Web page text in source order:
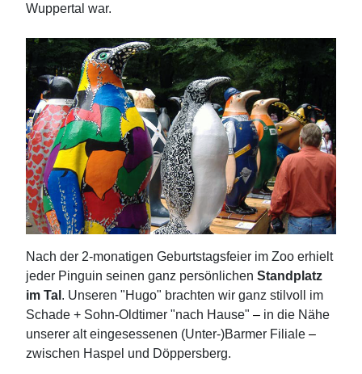
Wuppertal war.
Nach der 2-monatigen Geburtstagsfeier im Zoo erhielt
jeder Pinguin seinen ganz persönlichen Standplatz
im Tal . Unseren "Hugo" brachten wir ganz stilvoll im
Schade + Sohn-Oldtimer "nach Hause" – in die Nähe
unserer alt eingesessenen (Unter-)Barmer Filiale –
zwischen Haspel und Döppersberg.